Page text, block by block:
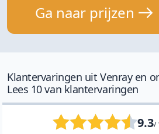
Ga naar prijzen
Klantervaringen uit Venray en
Lees 10 van klantervaringen
9.3/